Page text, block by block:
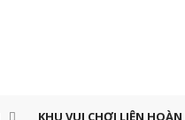
KHU VUI CHƠI LIÊN HOÀN